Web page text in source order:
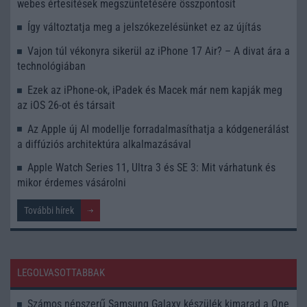
webes értesítések megszüntetésére összpontosít
Így változtatja meg a jelszókezelésünket ez az újítás
Vajon túl vékonyra sikerül az iPhone 17 Air? – A divat ára a
technológiában
Ezek az iPhone-ok, iPadek és Macek már nem kapják meg
az iOS 26-ot és társait
Az Apple új AI modellje forradalmasíthatja a kódgenerálást
a diffúziós architektúra alkalmazásával
Apple Watch Series 11, Ultra 3 és SE 3: Mit várhatunk és
mikor érdemes vásárolni
További hírek
LEGOLVASOTTABBAK
Számos népszerű Samsung Galaxy készülék kimarad a One